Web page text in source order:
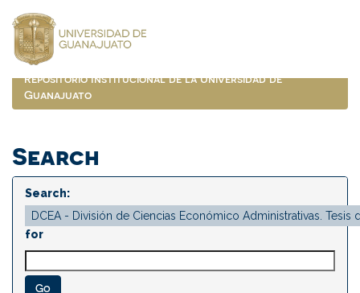
navigation
Repositorio Institucional de la Universidad de
Guanajuato
Search
Search:
for